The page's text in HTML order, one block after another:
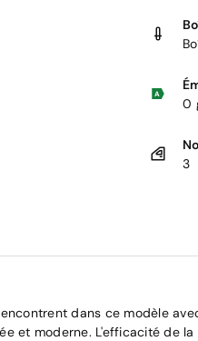
0
3
dans ce modèle
et moderne. L'efficacité de